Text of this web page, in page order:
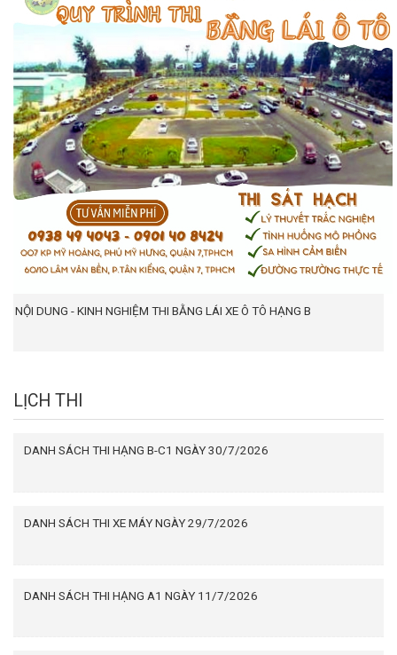
NỘI DUNG - KINH NGHIỆM THI BẰNG LÁI XE Ô TÔ HẠNG B
LỊCH THI
DANH SÁCH THI HẠNG B-C1 NGÀY 30/7/2026
DANH SÁCH THI XE MÁY NGÀY 29/7/2026
DANH SÁCH THI HẠNG A1 NGÀY 11/7/2026